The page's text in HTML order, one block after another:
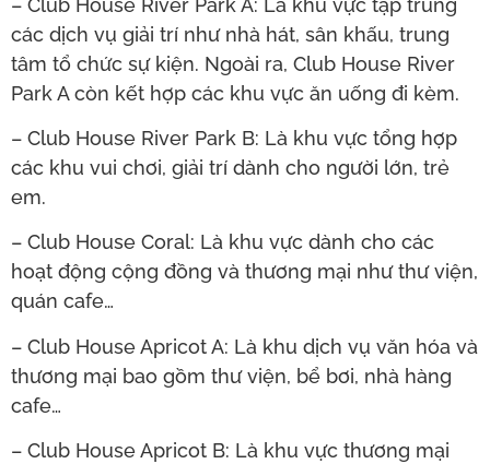
các dịch vụ giải trí như nhà hát, sân khấu, trung
tâm tổ chức sự kiện. Ngoài ra, Club House River
Park A còn kết hợp các khu vực ăn uống đi kèm.
– Club House River Park B: Là khu vực tổng hợp
các khu vui chơi, giải trí dành cho người lớn, trẻ
em.
– Club House Coral: Là khu vực dành cho các
hoạt động cộng đồng và thương mại như thư viện,
quán cafe…
– Club House Apricot A: Là khu dịch vụ văn hóa và
thương mại bao gồm thư viện, bể bơi, nhà hàng
cafe…
– Club House Apricot B: Là khu vực thương mại